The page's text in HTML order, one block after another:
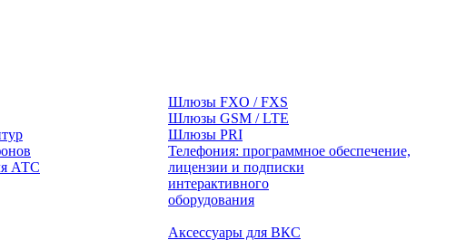
АТС
Шлюзы FXO / FXS
Шлюзы GSM / LTE
Шлюзы PRI
Телефония: программное обеспечение,
лицензии и подписки
оборудования
Аксессуары для ВКС